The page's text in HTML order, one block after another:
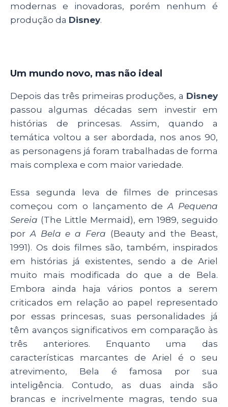
modernas e inovadoras, porém nenhum é
produção da Disney.
Um mundo novo, mas não ideal
Depois das três primeiras produções, a Disney
passou algumas décadas sem investir em
histórias de princesas. Assim, quando a
temática voltou a ser abordada, nos anos 90,
as personagens já foram trabalhadas de forma
mais complexa e com maior variedade.
Essa segunda leva de filmes de princesas
começou com o lançamento deA Pequena
Sereia (The Little Mermaid), em 1989, seguido
porA Bela e a Fera (Beauty and the Beast,
1991). Os dois filmes são, também, inspirados
em histórias já existentes, sendo a de Ariel
muito mais modificada do que a de Bela.
Embora ainda haja vários pontos a serem
criticados em relação ao papel representado
por essas princesas, suas personalidades já
têm avanços significativos em comparação às
três anteriores. Enquanto uma das
características marcantes de Ariel é o seu
atrevimento, Bela é famosa por sua
inteligência. Contudo, as duas ainda são
brancas e incrivelmente magras, tendo sua